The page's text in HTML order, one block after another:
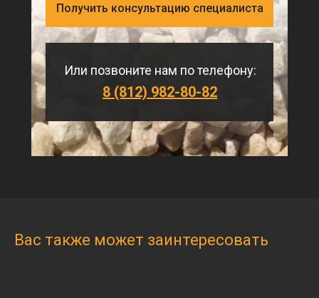
Получить консультацию специалиста
Или позвоните нам по телефону:
8 (812) 982-80-82
Вас также может заинтересовать